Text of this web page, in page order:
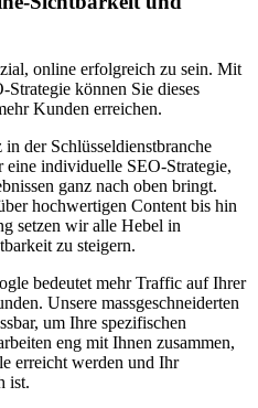
online erfolgreich zu sein. Mit
Strategie können Sie dieses
Kunden erreichen.
der Schlüsseldienstbranche
individuelle SEO-Strategie,
ganz nach oben bringt.
hochwertigen Content bis hin
setzen wir alle Hebel in
zu steigern.
bedeutet mehr Traffic auf Ihrer
Unsere massgeschneiderten
um Ihre spezifischen
eng mit Ihnen zusammen,
erreicht werden und Ihr
ist.